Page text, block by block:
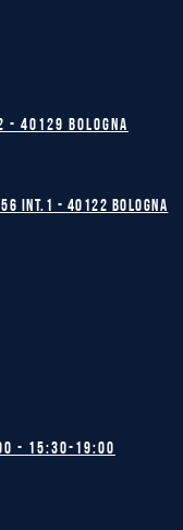
40129 BOLOGNA
int.1 - 40122 BOLOGNA
- 15:30-19:00